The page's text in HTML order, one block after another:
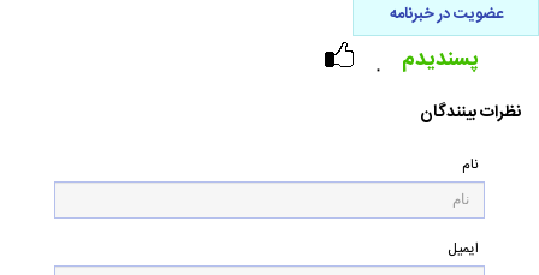
عضویت در خبرنامه
۰ پسندیدم
نظرات بینندگان
نام
ایمیل